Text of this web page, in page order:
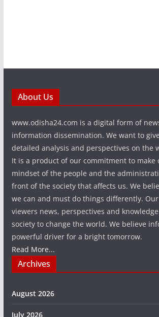
About Us
www.odisha24.com is a digital form of
information dissemination. We want to
detailed analysis and perspectives on the
It is a product of our commitment to make
mindset of the people and the
front of the society that affects us. We
we can and must do things differently.
viewers news, perspectives and
society to change the world. We believe
powerful driver for a bright tomorrow.
Read More...
Archives
August 2026
July 2026